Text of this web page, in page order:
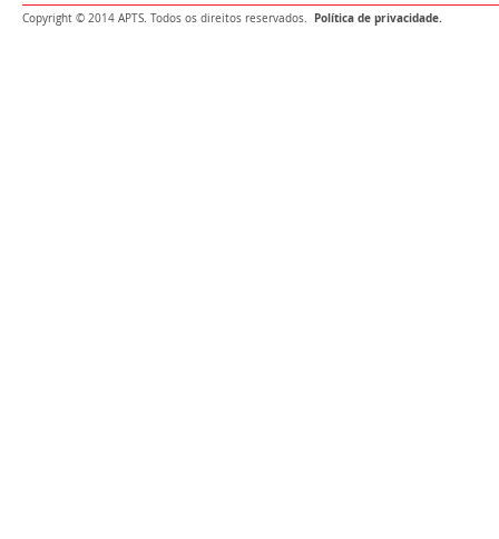
Copyright © 2014 APTS. Todos os direitos reservados. Política de privacidade.